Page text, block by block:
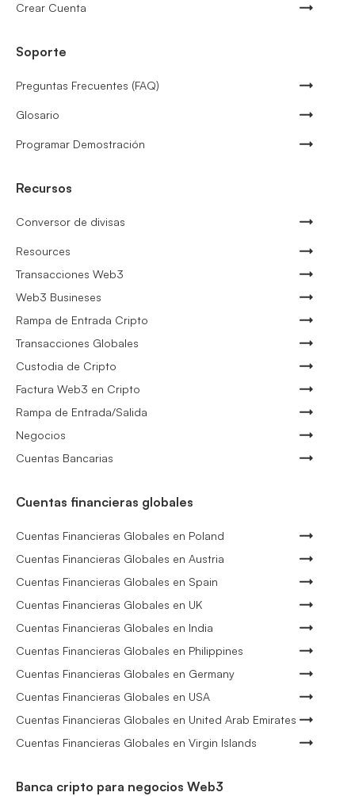
Crear Cuenta
Soporte
Preguntas Frecuentes (FAQ)
Glosario
Programar Demostración
Recursos
Conversor de divisas
Resources
Transacciones Web3
Web3 Busineses
Rampa de Entrada Cripto
Transacciones Globales
Custodia de Cripto
Factura Web3 en Cripto
Rampa de Entrada/Salida
Negocios
Cuentas Bancarias
Cuentas financieras globales
Cuentas Financieras Globales en Poland
Cuentas Financieras Globales en Austria
Cuentas Financieras Globales en Spain
Cuentas Financieras Globales en UK
Cuentas Financieras Globales en India
Cuentas Financieras Globales en Philippines
Cuentas Financieras Globales en Germany
Cuentas Financieras Globales en USA
Cuentas Financieras Globales en United Arab Emirates
Cuentas Financieras Globales en Virgin Islands
Banca cripto para negocios Web3